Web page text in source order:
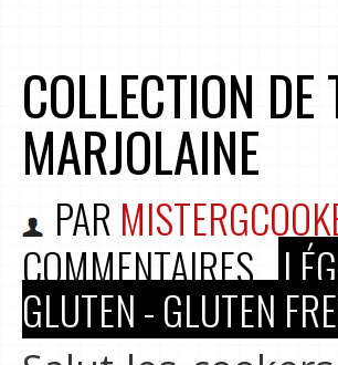
COLLECTION
MARJOLAINE
PAR
COMMENTAIRES
GLUTEN - GLUTEN